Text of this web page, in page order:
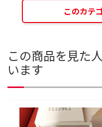
このカテ
この商品を見た
います